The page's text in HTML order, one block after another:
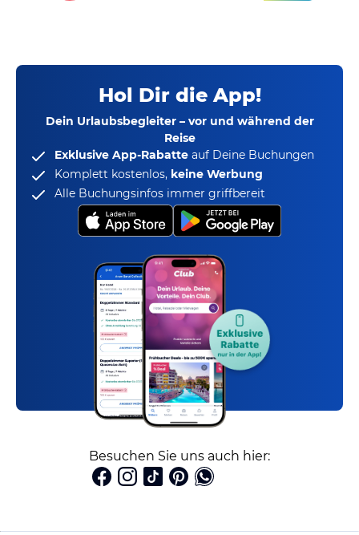
Hol Dir die App!
Dein Urlaubsbegleiter – vor und während der
Reise
Exklusive App-Rabatte auf Deine Buchungen
Komplett kostenlos, keine Werbung
Alle Buchungsinfos immer griffbereit
Besuchen Sie uns auch hier: